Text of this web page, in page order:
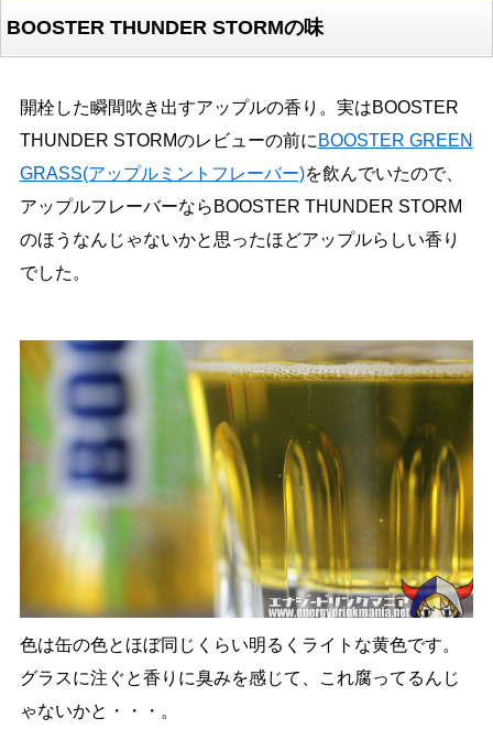
BOOSTER THUNDER STORMの味
開栓した瞬間吹き出すアップルの香り。実はBOOSTER
THUNDER STORMのレビューの前に BOOSTER GREEN
GRASS(アップルミントフレーバー)を飲んでいたので、
アップルフレーバーならBOOSTER THUNDER STORM
のほうなんじゃないかと思ったほどアップルらしい香り
でした。
色は缶の色とほぼ同じくらい明るくライトな黄色です。
グラスに注ぐと香りに臭みを感じて、これ腐ってるんじ
ゃないかと・・・。